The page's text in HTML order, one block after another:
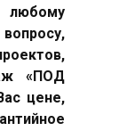
«ПОД
цене,